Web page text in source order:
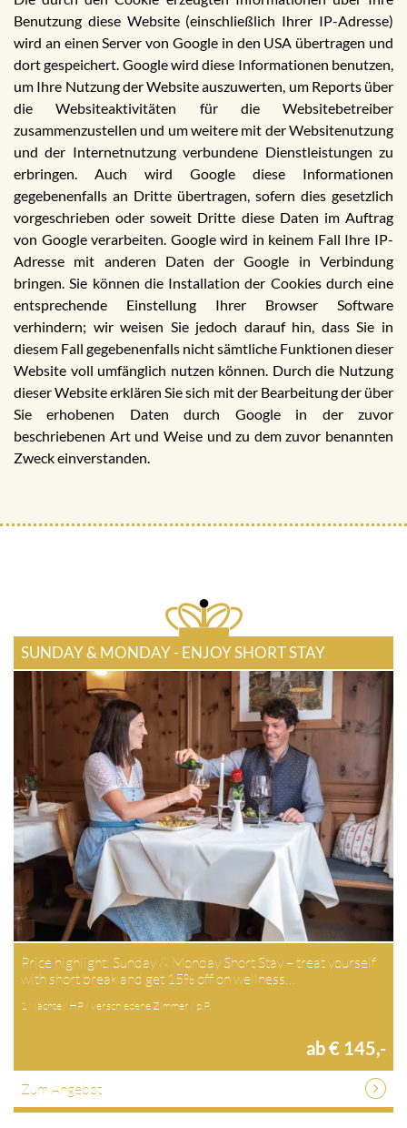
Benutzung diese Website (einschließlich Ihrer IP-Adresse)
wird an einen Server von Google in den USA übertragen und
dort gespeichert. Google wird diese Informationen benutzen,
um Ihre Nutzung der Website auszuwerten, um Reports über
die Websiteaktivitäten für die Websitebetreiber
zusammenzustellen und um weitere mit der Websitenutzung
und der Internetnutzung verbundene Dienstleistungen zu
erbringen. Auch wird Google diese Informationen
gegebenenfalls an Dritte übertragen, sofern dies gesetzlich
vorgeschrieben oder soweit Dritte diese Daten im Auftrag
von Google verarbeiten. Google wird in keinem Fall Ihre IP-
Adresse mit anderen Daten der Google in Verbindung
bringen. Sie können die Installation der Cookies durch eine
entsprechende Einstellung Ihrer Browser Software
verhindern; wir weisen Sie jedoch darauf hin, dass Sie in
diesem Fall gegebenenfalls nicht sämtliche Funktionen dieser
Website voll umfänglich nutzen können. Durch die Nutzung
dieser Website erklären Sie sich mit der Bearbeitung der über
Sie erhobenen Daten durch Google in der zuvor
beschriebenen Art und Weise und zu dem zuvor benannten
Zweck einverstanden.
SUNDAY & MONDAY - ENJOY SHORT STAY
Price highlight: Sunday & Monday Short Stay – treat yourself
with short break and get 15% off on wellness…
1 Nächte / HP / verschiedene Zimmer / p.P.
ab € 145,-
Zum Angebot